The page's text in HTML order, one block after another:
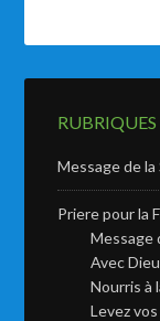
RUBRIQUES
Message de la
Priere pour la
Message
Avec
Nourris à
Levez